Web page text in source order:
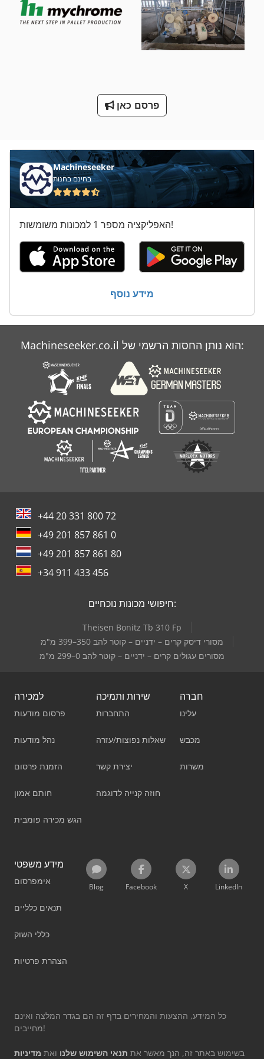
מכבש פניאומטי Stanze עם כלים
מכונת כביסה ומכונת כביסה תעשיית תוכן 30 ק ג
פרסם כאן
Machineseeker
בחינם בחנות
האפליקציה מספר 1 למכונות משומשות!
מידע נוסף
Machineseeker.co.il הוא נותן החסות הרשמי של:
+44 20 331 800 72
+49 201 857 861 0
+49 201 857 861 80
+34 911 433 456
חיפושי מכונות נוכחיים:
Theisen Bonitz Tb 310 Fp
מסורי דיסק קרים – ידניים – קוטר להב 350–399 מ"מ
מסורים עגולים קרים – ידניים – קוטר להב 0–299 מ"מ
למכירה
פרסום מודעות
נהל מודעות
הזמנת פרסום
חותם אמון
הגש מכירה פומבית
שירות ותמיכה
התחברות
שאלות נפוצות/עזרה
יצירת קשר
חוזה קנייה לדוגמה
חברה
עלינו
מכבש
משרות
מידע משפטי
אימפרסום
תנאים כלליים
כללי השוק
הצהרת פרטיות
Blog Facebook X LinkedIn
כל המידע, ההצעות והמחירים בדף זה הם בגדר המלצה ואינם
מחייבים!
בשימוש באתר זה, הנך מאשר את תנאי השימוש שלנו ואת מדיניות